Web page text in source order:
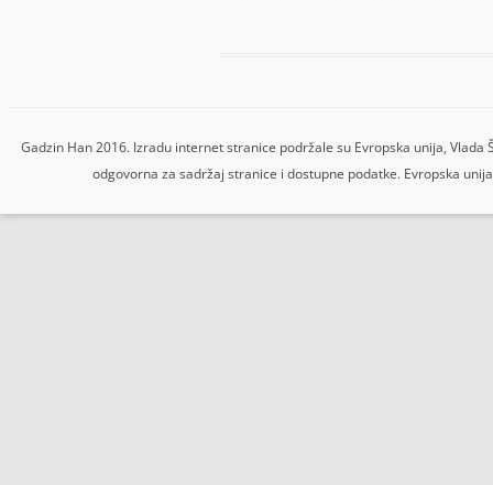
Gadzin Han 2016. Izradu internet stranice podržale su Evropska unija, Vlada
odgovorna za sadržaj stranice i dostupne podatke. Evropska